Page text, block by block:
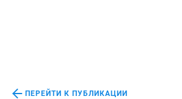
ПЕРЕЙТИ К ПУБЛИКАЦИИ